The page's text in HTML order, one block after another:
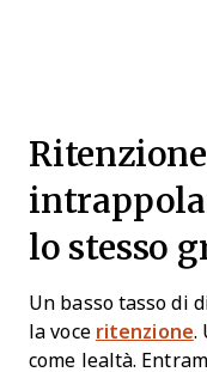
lo stesso
Un basso tasso di
la voce ritenzione.
come lealtà.